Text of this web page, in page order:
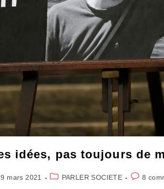
idées, pas toujours de
9 mars 2021
PostPARLER SOCIETE 8